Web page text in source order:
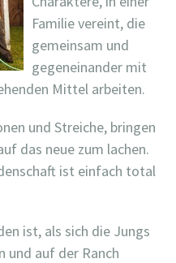
Familie vereint, die
gemeinsam und
gegeneinander mit
Mittel arbeiten.
und Streiche, bringen
das neue zum lachen.
ist einfach total
ist, als sich die Jungs
und auf der Ranch